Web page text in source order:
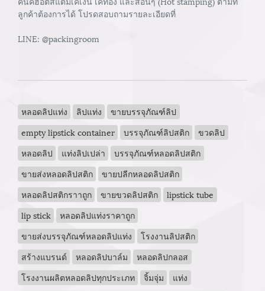
ลูกค้าต้องการได้ โปรดสอบถามรายละเอียดที่
LINE: @packingroom
หลอดลิปแท่ง ลิปแท่ง
ขายบรรจุภัณฑ์ลิป
empty lipstick container
บรรจุภัณฑ์ลิปสติก
ขวดลิป
หลอดลิป
แท่งลิปเปล่า
บรรจุภัณฑ์หลอดลิปสติก
ขายส่งหลอดลิปสติก
ขายปลีกหลอดลิปสติก
หลอดลิปสติกราาถูก
ขายขวดลิปสติก
lipstick tube
lip stick
หลอดลิปแท่งราคาถูก
ขายส่งบรรจุภัณฑ์หลอดลิปแท่ง
โรงงานลิปสติก
สร้างแบรนด์
หลอดลิปบาล์ม
หลอดลิปกลอส
โรงงานผลิตหลอดลิปทุกประเภท
จิ้มจุ่ม
แท่ง